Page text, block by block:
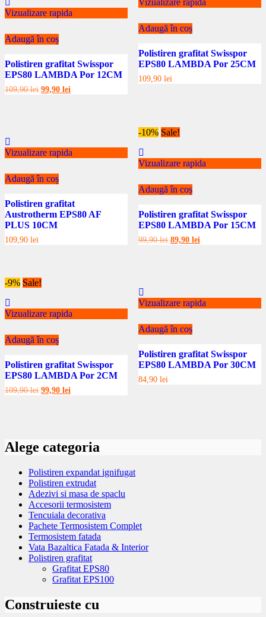
Vizualizare rapida
Adaugă în coș
Polistiren grafitat Swisspor
EPS80 LAMBDA Por 12CM
109,90lei Prețul
99,90 lei
Vizualizare rapida
Adaugă în coș
Polistiren grafitat Swisspor
EPS80 LAMBDA Por 25CM
109,90 lei
Vizualizare rapida
Adaugă în coș
Polistiren grafitat
Austrotherm EPS80 AF
PLUS 10CM
109,90 lei
-10% Sale!
Vizualizare rapida
Adaugă în coș
Polistiren grafitat Swisspor
EPS80 LAMBDA Por 15CM
99,90lei Prețul
89,90 leiPrețul
-9% Sale!
Vizualizare rapida
Adaugă în coș
Polistiren grafitat Swisspor
EPS80 LAMBDA Por 2CM
109,90lei Prețul
99,90 lei
Vizualizare rapida
Adaugă în coș
Polistiren grafitat Swisspor
EPS80 LAMBDA Por 30CM
84,90 lei
Alege categoria
Polistiren expandat ignifugat
Polistiren extrudat
Adezivi si masa de spaclu
Accesorii termosistem
Tencuiala decorativa
Pachete Termosistem Complet
Termosistem fatada
Vata Bazaltica Fatada & Interior
Polistiren grafitat
Grafitat EPS80
Grafitat EPS100
Construieste cu